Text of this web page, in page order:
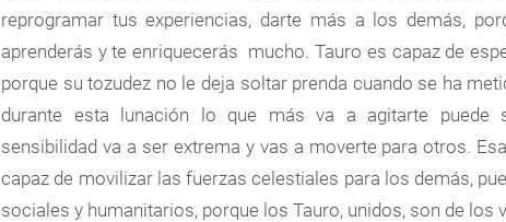
reprogramar tus experiencias, darte más a los demás,
aprenderás y te enriquecerás mucho. Tauro es capaz de
porque su tozudez no le deja soltar prenda cuando se ha
durante esta lunación lo que más va a agitarte puede
sensibilidad va a ser extrema y vas a moverte para otros.
capaz de movilizar las fuerzas celestiales para los demás,
sociales y humanitarios, porque los Tauro, unidos, son de los